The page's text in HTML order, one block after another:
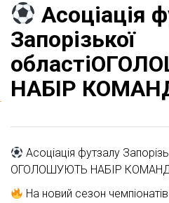
Асоціація
Запорізької
НАБІР
Асоціація футзалу
ОГОЛОШУЮТЬ НАБІР
На новий сезон